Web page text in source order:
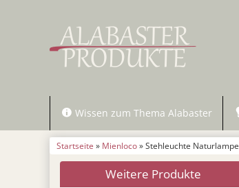
Wissen zum Thema Alabaster
Startseite » Mienloco» Stehleuchte Naturlampe
Weitere Produkte